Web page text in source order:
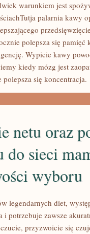
warunkiem jest
palarnia kawy
polepsza się
Wypicie kawy
kiedy mózg jest
polepsza się koncentracja.
netu oraz
do sieci
wyboru
legendarnych diet,
i potrzebuje zawsze
przyzwoicie się